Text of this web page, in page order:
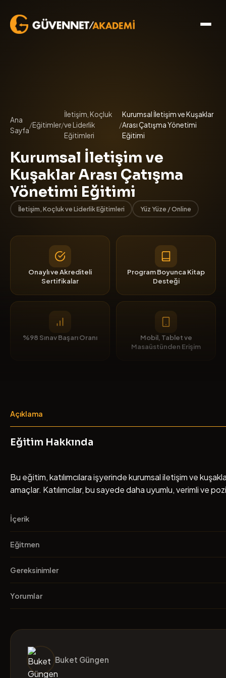
Ana
Sayfa
/Eğitimler/
İletişim, Koçluk
ve Liderlik
Eğitimleri
/
Kurumsal İletişim ve Kuşaklar
Arası Çatışma Yönetimi
Eğitimi
Kurumsal İletişim ve
Kuşaklar Arası Çatışma
Yönetimi Eğitimi
İletişim, Koçluk ve Liderlik Eğitimleri Yüz Yüze / Online
Onaylı ve Akrediteli
Sertifikalar
Program Boyunca Kitap
Desteği
%98 Sınav Başarı Oranı
Mobil, Tablet ve
Masaüstünden Erişim
Açıklama
Eğitim Hakkında
Bu eğitim, katılımcılara işyerinde kurumsal iletişim ve
amaçlar. Katılımcılar, bu sayede daha uyumlu, verimli ve
İçerik
Müfredat
Eğitmen
Eğitmen
1986 yılında doğan Buket Güngen , İstanbul Bilgi
İlişkiler bölümünden başarı bursu ile mezun oldu. Bununla
programını bitirdi.
Gereksinimler
Gereksinimler
Yorumlar
Buket Güngen